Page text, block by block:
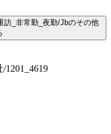
訪_非常勤_夜勤/Jbのその他